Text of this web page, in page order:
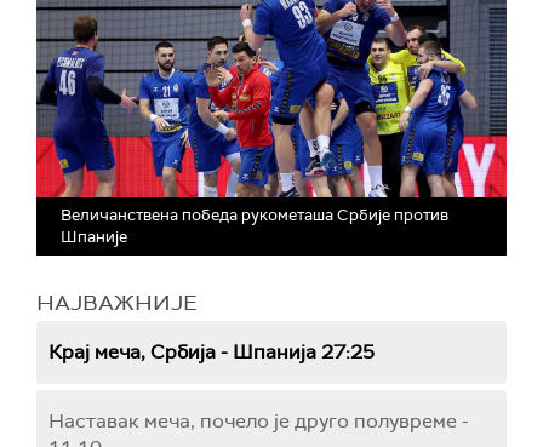
Величанствена победа рукометаша Србије против
Шпаније
НАЈВАЖНИЈЕ
Крај меча, Србија - Шпанија 27:25
Наставак меча, почело је друго полувреме -